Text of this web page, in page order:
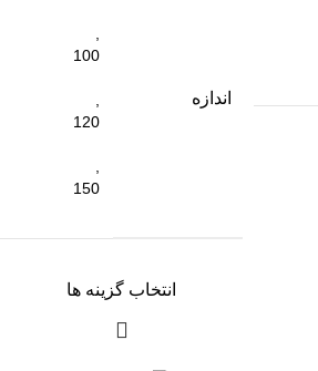
اندازه
,
100
,
120
,
150
انتخاب گزینه ها